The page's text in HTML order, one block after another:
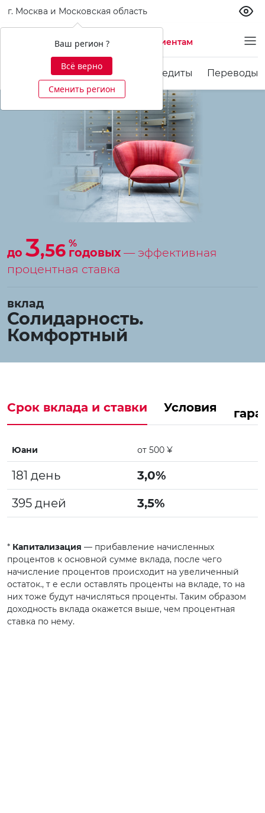
г. Москва и Московская область
Частным клиентам
Счета и вклады Кредиты Переводы
до 3,56 %
годовых — эффективная
процентная ставка
вклад
Солидарность.
Комфортный
Срок вклада и ставки Условия
Юани от 500 ¥
181 день
3,0%
395 дней
3,5%
* Капитализация — прибавление начисленных
процентов к основной сумме вклада, после чего
начисление процентов происходит на увеличенный
остаток., т е если оставлять проценты на вкладе, то на
них тоже будут начисляться проценты. Таким образом
доходность вклада окажется выше, чем процентная
ставка по нему.
Ваш регион ?
Всё верно
Сменить регион